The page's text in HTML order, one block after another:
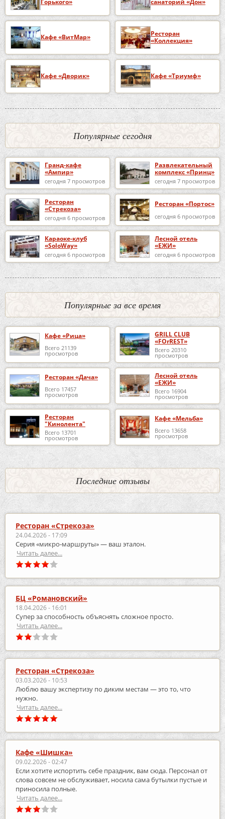
Горького» санаторий «Дон»
Кафе «ВитМар»
Ресторан
«Коллекция»
Кафе «Дворик» Кафе «Триумф»
Популярные сегодня
Гранд-кафе
«Ампир»
сегодня 7 просмотров
Развлекательный
комплекс «Принц»
сегодня 7 просмотров
Ресторан
«Стрекоза»
сегодня 6 просмотров
Ресторан «Портос»
сегодня 6 просмотров
Караоке-клуб
«SoloWay»
сегодня 6 просмотров
Лесной отель
«ЕЖИ»
сегодня 6 просмотров
Популярные за все время
Кафе «Рица»
Всего 21139
просмотров
GRILL CLUB
«FOrREST»
Всего 20310
просмотров
Ресторан «Дача»
Всего 17457
просмотров
Лесной отель
«ЕЖИ»
Всего 16904
просмотров
Ресторан
"Кинолента"
Всего 13701
просмотров
Кафе «Мельба»
Всего 13658
просмотров
Последние отзывы
Ресторан «Стрекоза»
24.04.2026 - 17:09
Серия «микро‑маршруты» — ваш эталон.
Читать далее...
БЦ «Романовский»
18.04.2026 - 16:01
Супер за способность объяснять сложное просто.
Читать далее...
Ресторан «Стрекоза»
03.03.2026 - 10:53
Люблю вашу экспертизу по диким местам — это то, что
нужно.
Читать далее...
Кафе «Шишка»
09.02.2026 - 02:47
Если хотите испортить себе праздник, вам сюда. Персонал от
слова совсем не обслуживает, носила сама бутылки пустые и
приносила полные.
Читать далее...